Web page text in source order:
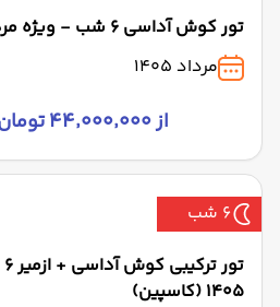
تور کوش آداسی 6 شب - ویژه مرداد ماه 1405 (کاسپین)
مرداد 1405
از ۴۴٬۰۰۰٬۰۰۰ تومان + ۲۴۳ دلار
6 شب
1405 (کاسپین)